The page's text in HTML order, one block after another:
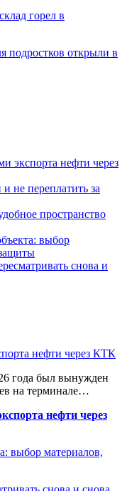
горел в
подростков открыли в
экспорта нефти через
не переплатить за
пространство
выбор
снова и
нефти через КТК
года был вынужден
на терминале…
нефти через
выбор материалов,